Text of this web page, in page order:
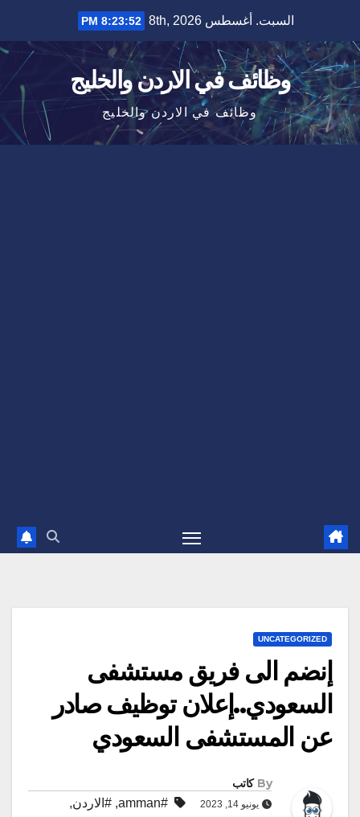
content
السبت. أغسطس 8th, 2026 8:23:52 PM
وظائف في الاردن والخليج
وظائف في الاردن والخليج
UNCATEGORIZED
إنضم الى فريق مستشفى
السعودي..إعلان توظيف صادر
عن المستشفى السعودي
By كاتب
يونيو 14, 2023 #amman
, #الاردن,